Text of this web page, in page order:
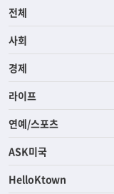
전체
사회
경제
라이프
연예/스포츠
ASK미국